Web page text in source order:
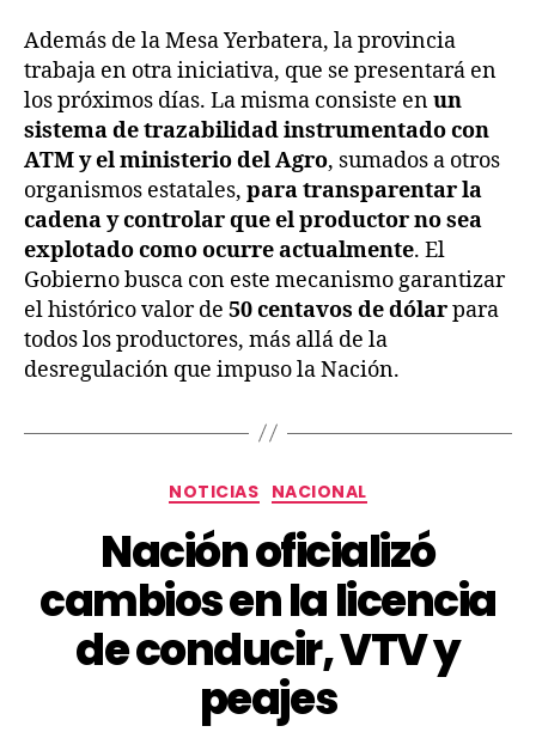
Además de la Mesa Yerbatera, la provincia
trabaja en otra iniciativa, que se presentará en
los próximos días. La misma consiste enun
sistema de trazabilidad instrumentado con
ATM y el ministerio del Agro, sumados a otros
organismos estatales, para transparentar la
cadena y controlar que el productor no sea
explotado como ocurre actualmente. El
Gobierno busca con este mecanismo garantizar
el histórico valor de 50 centavos de dólarpara
todos los productores, más allá de la
desregulación que impuso la Nación.
NOTICIAS NACIONAL
Nación oficializó
cambios en la licencia
de conducir, VTV y
peajes